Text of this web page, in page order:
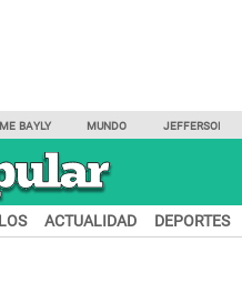
BAYLY MUNDO JEFFERSON
ACTUALIDAD DEPORTES